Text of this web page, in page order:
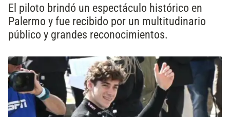
El piloto brindó un espectáculo histórico en
Palermo y fue recibido por un multitudinario
público y grandes reconocimientos.